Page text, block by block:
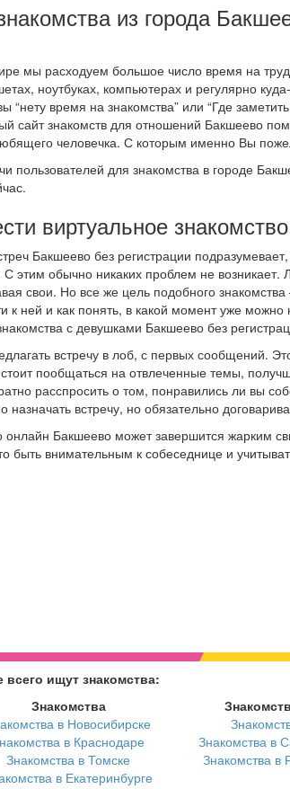
из города
мы расходуем большое число время на
ноутбуках, компьютерах и регулярно
время на знакомства” или “Где
сайт знакомств для отношений Бакшеево
человечка. С которым именно Вы
пользователей для знакомства в городе
виртуальное
Бакшеево без регистрации
С этим обычно никаких проблем не
свои. Но все же цель подобного
к ней и как понять, в какой момент уже
с девушками Бакшеево без
встречу в лоб, с первых сообщений.
пообщаться на отвлеченные темы,
расспросить о том, понравились ли вы
назначать встречу, но обязательно
онлайн Бакшеево может завершится жарким
быть внимательным к собеседнице и
всего ищут знакомства:
Знакомства
в Новосибирске
в Краснодаре
Знакомства в Томске
в Екатеринбурге
Знакомства в
Знакомства в